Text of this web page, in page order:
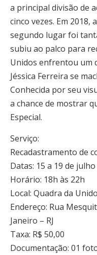
a principal divisão de
cinco vezes. Em
segundo lugar foi
subiu ao palco para
Unidos enfrentou um
Jéssica Ferreira se
Conhecida por seu
a chance de mostrar
Especial.
Serviço:
Recadastramento de
Datas: 15 a 19 de julho
Horário: 18h às 22h
Local: Quadra da
Endereço: Rua
Janeiro – RJ
Taxa: R$ 50,00
Documentação: 01